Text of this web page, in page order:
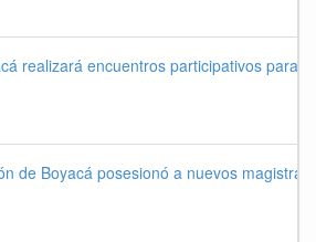
realizará encuentros participativos para
de Boyacá posesionó a nuevos